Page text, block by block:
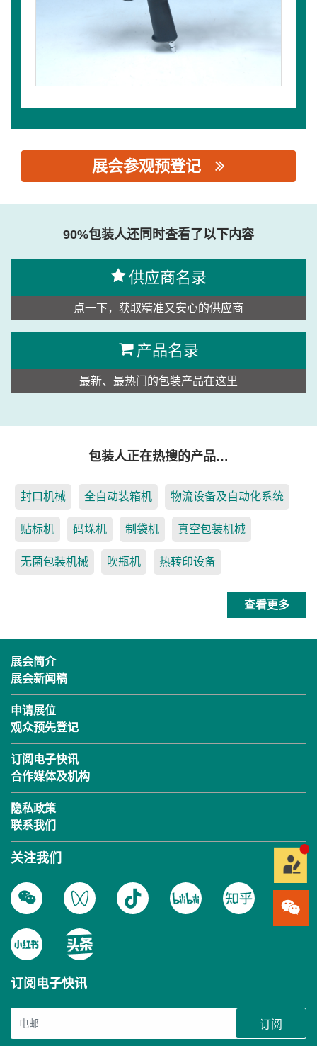
展会参观预登记
90%包装人还同时查看了以下内容
供应商名录
点一下，获取精准又安心的供应商
产品名录
最新、最热门的包装产品在这里
包装人正在热搜的产品…
封口机械 全自动装箱机 物流设备及自动化系统
贴标机 码垛机 制袋机 真空包装机械
无菌包装机械 吹瓶机 热转印设备
查看更多
展会简介
展会新闻稿
申请展位
观众预先登记
订阅电子快讯
合作媒体及机构
隐私政策
联系我们
关注我们
订阅电子快讯
订阅